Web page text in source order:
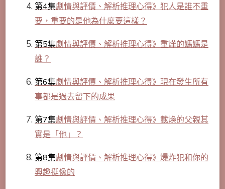
第4集劇情與評價、解析推理心得》犯人是誰不重
要，重要的是他為什麼要這樣？
第5集劇情與評價、解析推理心得》重燁的媽媽是
誰？
第6集劇情與評價、解析推理心得》現在發生所有
事都是過去留下的成果
第7集劇情與評價、解析推理心得》載煥的父親其
實是「他」？
第8集劇情與評價、解析推理心得》爆炸犯和你的
興趣挺像的